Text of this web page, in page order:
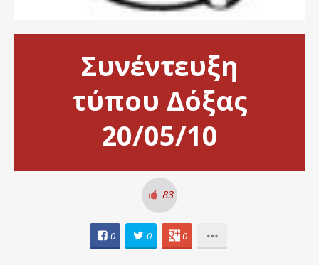
Συνέντευξη
τύπου Δόξας
20/05/10
83
0 0 0